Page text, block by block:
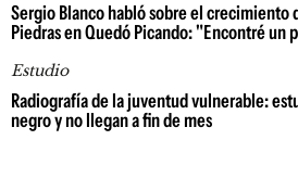
Sergio Blanco habló sobre el crecimiento
Piedras en Quedó Picando: "Encontré un
Estudio
Radiografía de la juventud vulnerable:
negro y no llegan a fin de mes